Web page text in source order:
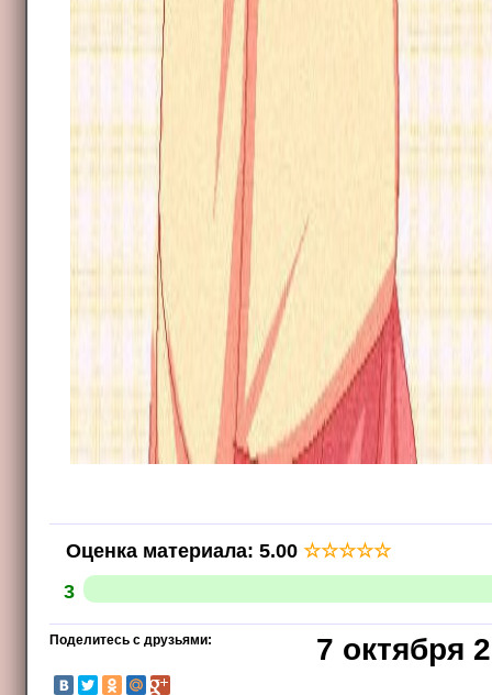
Оценка материала: 5.00 ☆☆☆☆☆
3
7 октября
Поделитесь с друзьями: